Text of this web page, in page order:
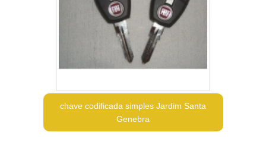
chave codificada simples Jardim Santa
Genebra